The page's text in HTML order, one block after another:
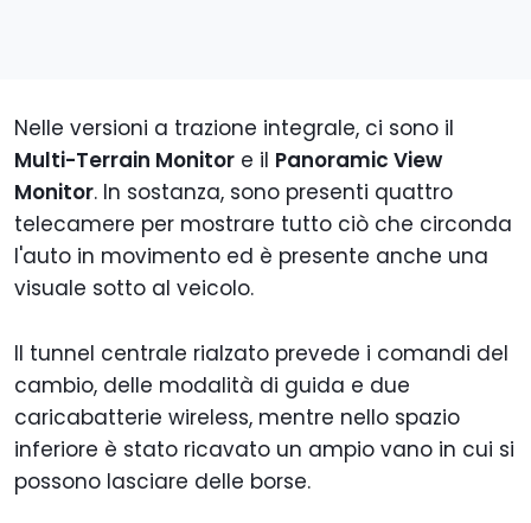
Nelle versioni a trazione integrale, ci sono il
Multi-Terrain Monitor e il Panoramic View
Monitor. In sostanza, sono presenti quattro
telecamere per mostrare tutto ciò che circonda
l'auto in movimento ed è presente anche una
visuale sotto al veicolo.
Il tunnel centrale rialzato prevede i comandi del
cambio, delle modalità di guida e due
caricabatterie wireless, mentre nello spazio
inferiore è stato ricavato un ampio vano in cui si
possono lasciare delle borse.